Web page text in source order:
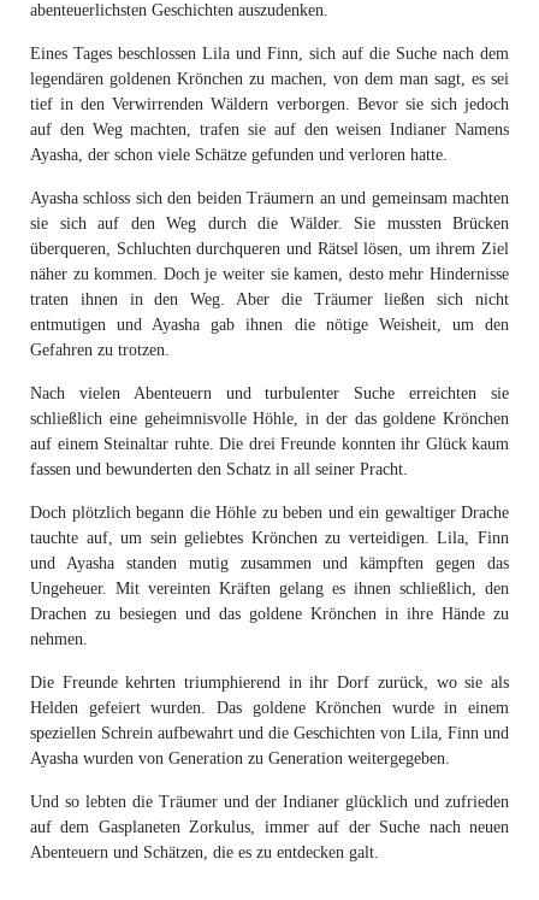
abenteuerlichsten Geschichten auszudenken.
Eines Tages beschlossen Lila und Finn, sich auf die Suche nach dem
legendären goldenen Krönchen zu machen, von dem man sagt, es sei
tief in den Verwirrenden Wäldern verborgen. Bevor sie sich jedoch
auf den Weg machten, trafen sie auf den weisen Indianer Namens
Ayasha, der schon viele Schätze gefunden und verloren hatte.
Ayasha schloss sich den beiden Träumern an und gemeinsam machten
sie sich auf den Weg durch die Wälder. Sie mussten Brücken
überqueren, Schluchten durchqueren und Rätsel lösen, um ihrem Ziel
näher zu kommen. Doch je weiter sie kamen, desto mehr Hindernisse
traten ihnen in den Weg. Aber die Träumer ließen sich nicht
entmutigen und Ayasha gab ihnen die nötige Weisheit, um den
Gefahren zu trotzen.
Nach vielen Abenteuern und turbulenter Suche erreichten sie
schließlich eine geheimnisvolle Höhle, in der das goldene Krönchen
auf einem Steinaltar ruhte. Die drei Freunde konnten ihr Glück kaum
fassen und bewunderten den Schatz in all seiner Pracht.
Doch plötzlich begann die Höhle zu beben und ein gewaltiger Drache
tauchte auf, um sein geliebtes Krönchen zu verteidigen. Lila, Finn
und Ayasha standen mutig zusammen und kämpften gegen das
Ungeheuer. Mit vereinten Kräften gelang es ihnen schließlich, den
Drachen zu besiegen und das goldene Krönchen in ihre Hände zu
nehmen.
Die Freunde kehrten triumphierend in ihr Dorf zurück, wo sie als
Helden gefeiert wurden. Das goldene Krönchen wurde in einem
speziellen Schrein aufbewahrt und die Geschichten von Lila, Finn und
Ayasha wurden von Generation zu Generation weitergegeben.
Und so lebten die Träumer und der Indianer glücklich und zufrieden
auf dem Gasplaneten Zorkulus, immer auf der Suche nach neuen
Abenteuern und Schätzen, die es zu entdecken galt.